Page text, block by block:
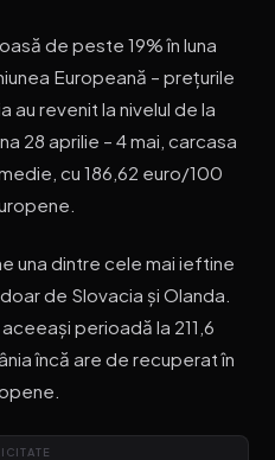
de peste 19% în luna
Europeană – prețurile
au revenit la nivelul de la
28 aprilie – 4 mai, carcasa
cu 186,62 euro/100
una dintre cele mai ieftine
de Slovacia și Olanda.
perioadă la 211,6
încă are de recuperat în